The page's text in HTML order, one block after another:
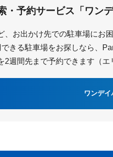
・予約サービス「ワン
、お出かけ先での駐車場にお
きる駐車場をお探しなら、
2週間先まで予約できます（エ
ワンデ